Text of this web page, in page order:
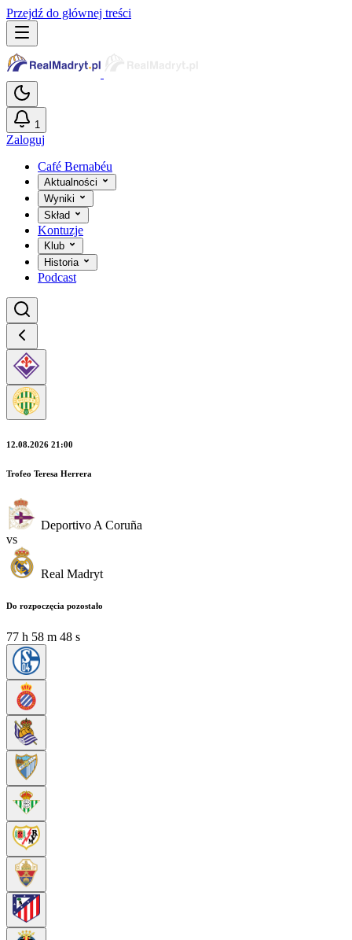
Przejdź do głównej treści
1
Zaloguj
Café Bernabéu
Aktualności
Wyniki
Skład
Kontuzje
Klub
Historia
Podcast
12.08.2026 21:00
Trofeo Teresa Herrera
Deportivo A Coruña
vs
Real Madryt
Do rozpoczęcia pozostało
77 h 58 m 46 s